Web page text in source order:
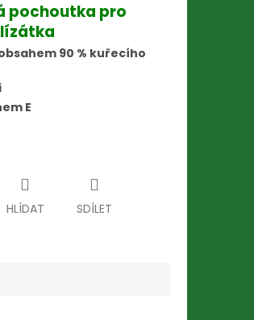
pochoutka pro
90 % kuřecího
E
HLÍDAT SDÍLET